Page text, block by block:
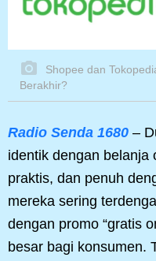
Shopee dan
Berakhir?
Radio Senda 1680 –
identik dengan belanja
praktis, dan penuh
mereka sering
dengan promo “gratis
besar bagi konsumen.